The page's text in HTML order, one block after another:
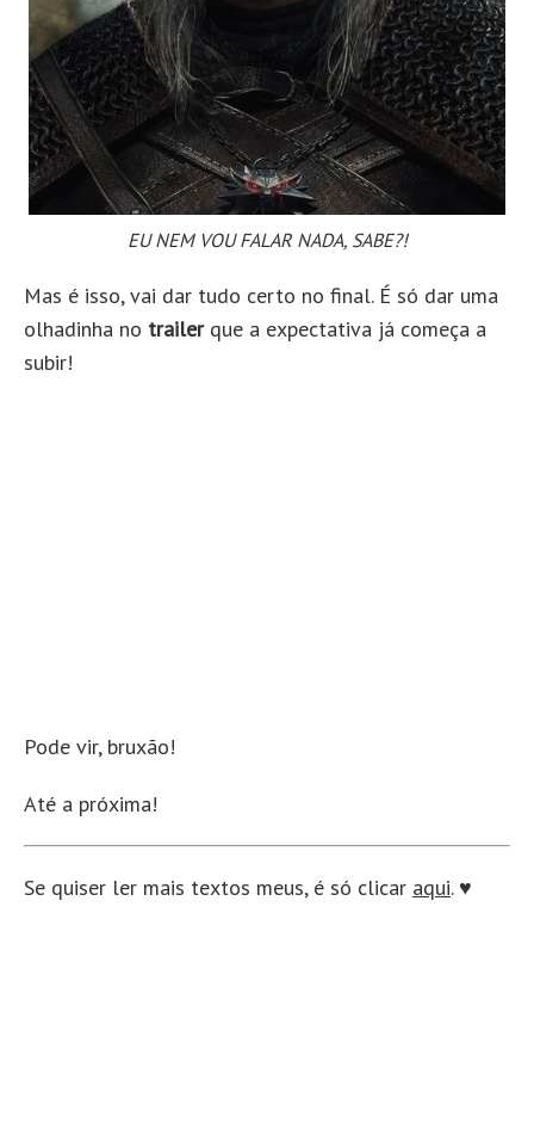
EU NEM VOU FALAR NADA, SABE?!
Mas é isso, vai dar tudo certo no final. É só dar uma
olhadinha no trailer que a expectativa já começa a
subir!
Pode vir, bruxão!
Até a próxima!
Se quiser ler mais textos meus, é só clicar aqui. ♥